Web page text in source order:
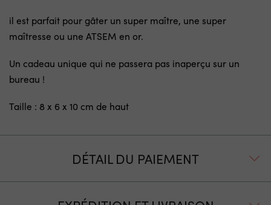
il est parfait pour gâter un super maître, une super
maîtresse ou une ATSEM en or.
Un cadeau unique qui ne passera pas inaperçu sur un
bureau !
Taille : 8 x 6 x 10 cm de haut
DÉTAIL DU PAIEMENT